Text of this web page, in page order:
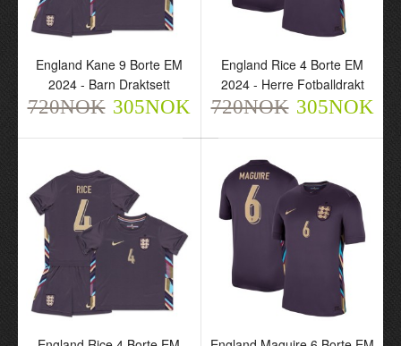
305NOK 305NOK
England Kane 9 Borte EM
2024 - Barn Draktsett
720NOK
England Rice 4 Borte EM
2024 - Herre Fotballdrakt
England Kane 9 Borte EM
2024 - Barn Draktsett
720NOK 305NOK
England Rice 4 Borte EM
2024 - Herre Fotballdrakt
720NOK 305NOK